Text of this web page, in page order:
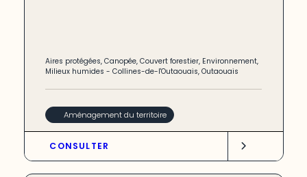
Aires protégées,Canopée,Couvert forestier, Environnement,
Milieux humides -Collines-de-l'Outaouais,Outaouais
Aménagement du territoire
CONSULTER